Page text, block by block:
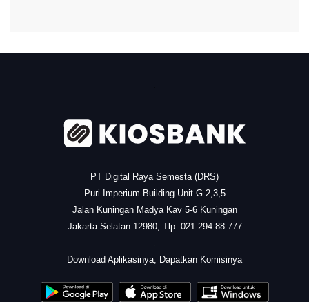
PT Digital Raya Semesta (DRS)
Puri Imperium Building Unit G 2,3,5
Jalan Kuningan Madya Kav 5-6 Kuningan
Jakarta Selatan 12980, Tlp. 021 294 88 777
Download Aplikasinya, Dapatkan Komisinya